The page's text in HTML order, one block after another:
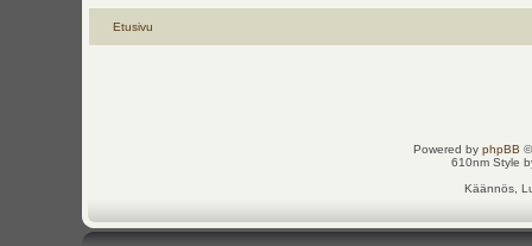
Etusivu
Powered by phpBB
610nm Style
Käännös,